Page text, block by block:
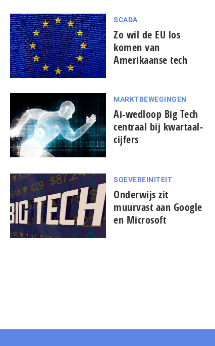
SCADA
Zo wil de EU los
komen van
Amerikaanse tech
MARKTBEWEGINGEN
Ai-wedloop Big Tech
centraal bij kwar­taal­
cij­fers
SOEVEREINITEIT
Onderwijs zit
muurvast aan Google
en Microsoft